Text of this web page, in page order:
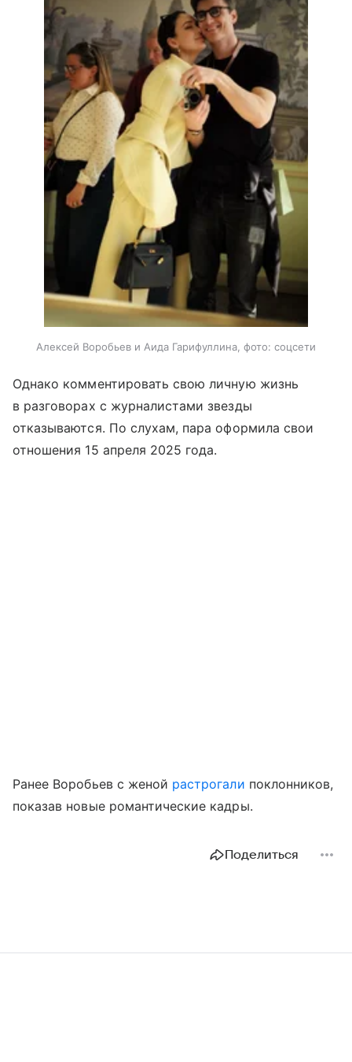
Алексей Воробьев и Аида Гарифуллина, фото: соцсети
Однако комментировать свою личную жизнь
в разговорах с журналистами звезды
отказываются. По слухам, пара оформила свои
отношения 15 апреля 2025 года.
Ранее Воробьев с женой растрогали поклонников,
показав новые романтические кадры.
Поделиться